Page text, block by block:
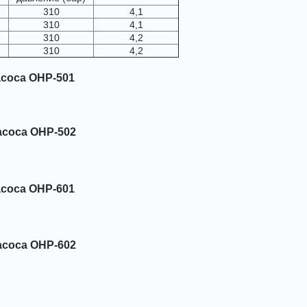
310
4,1
310
4,1
310
4,2
310
4,2
OHP-501
OHP-502
OHP-601
OHP-602